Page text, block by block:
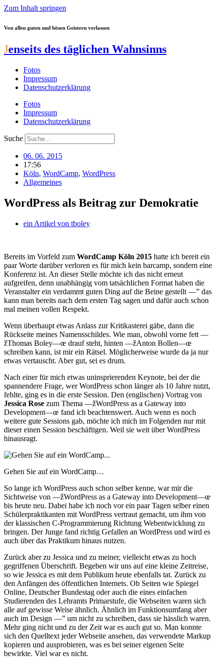
Zum Inhalt springen
Von allen guten und bösen Geistern verlassen
Jenseits des täglichen Wahnsinns
Fotos
Impressum
Datenschutzerklärung
Fotos
Impressum
Datenschutzerklärung
Suche
06. 06. 2015
17:56
Köln, WordCamp, WordPress
Allgemeines
WordPress als Beitrag zur Demokratie
ein Artikel von tboley
Bereits im Vorfeld zum WordCamp Köln 2015 hatte ich bereit ein
paar Worte darüber verloren es für mich kein barcamp, sondern eine
Konferenz ist. An dieser Stelle möchte ich das nicht erneut
aufgreifen, denn unabhängig vom tatsächlichen Format haben die
Veranstalter ein verdammt guten Ding auf die Beine gestellt —” das
kann man bereits nach dem ersten Tag sagen und dafür auch schon
mal meinen vollen Respekt.
Wenn überhaupt etwas Anlass zur Kritikasterei gäbe, dann die
Rückseite meines Namensschildes. Wie man, obwohl vorne fett —
žThomas Boley—œ drauf steht, hinten —žAnton Bollen—œ
schreiben kann, ist mir ein Rätsel. Möglicherweise wurde da ja nur
etwas vertauscht. Aber gut, sei es drum.
Nach einer für mich etwas uninsprierenden Keynote, bei der die
spannendere Frage, wer WordPress schon länger als 10 Jahre nutzt,
fehlte, ging es in die erste Session. Den (englischen) Vortrag von
Jessica Rose zum Thema —žWordPress as a Gateway into
Development—œ fand ich beachtenswert. Auch wenn es noch
weitere gute Sessions gab, möchte ich mich im Folgenden nur mit
dieser einen Session beschäftigen. Weil sie weit über WordPress
hinausragt.
Gehen Sie auf ein WordCamp…
So lange ich WordPress auch schon selber kenne, war mir die
Sichtweise von —žWordPress as a Gateway into Development—œ
bis heute neu. Dabei habe ich noch vor ein paar Tagen selber einen
Schülerpraktikanten mit WordPress vertraut gemacht, um ihm von
der klassischen C-Programmierung Richtung Webentwicklung zu
bringen. Der Junge fand richtig Gefallen an WordPress und wird es
auch über das Praktikum hinaus nutzen.
Zurück aber zu Jessica und zu meiner, vielleicht etwas zu hoch
gegriffenen Überschrift. Begeben wir uns auf eine kleine Zeitreise,
so wie Jessica es mit dem Publikum heute ebenfalls tat. Zurück zu
den Anfängen des öffentlichen Internets. Ob Seiten wie Spiegel
Online, Deutscher Bundestag oder auch die eines einfachen
Studierenden des Lehramts Primarstufe, die Webseiten waren sich
alle auf gewisse Weise ähnlich. Ähnlich im Funktionsumfang aber
auch im Design —” um nicht zu schreiben, dass sie hässlich waren.
Mehr ging nicht und zu der Zeit war es auch gut so. Man konnte
sich den Quelltext jeder Webseite ansehen, das verwendete Markup
kopieren und ausprobieren, was es bei seiner eigenen Seite
bewirkte. Viel war es nicht.